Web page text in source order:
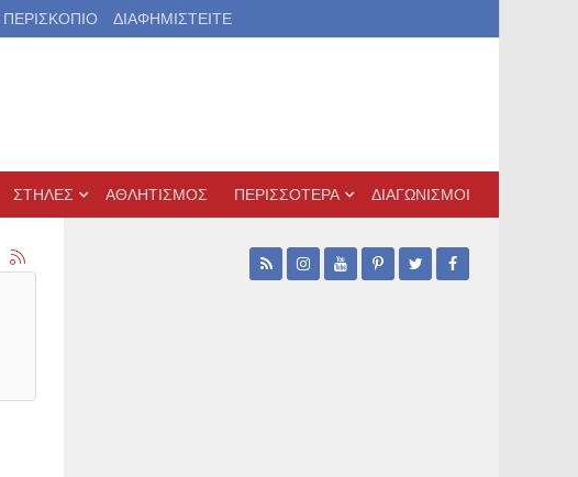
ΠΕΡΙΣΚΟΠΙΟ ΔΙΑΦΗΜΙΣΤΕΙΤΕ
ΣΤΗΛΕΣ ΑΘΛΗΤΙΣΜΟΣ ΠΕΡΙΣΣΟΤΕΡΑ ΔΙΑΓΩΝΙΣΜΟΙ